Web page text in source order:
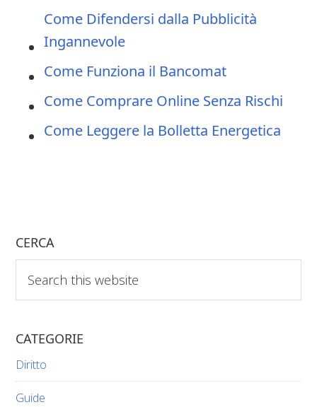
Come Difendersi dalla Pubblicità
Ingannevole
Come Funziona il Bancomat
Come Comprare Online Senza Rischi
Come Leggere la Bolletta Energetica
CERCA
this
website
CATEGORIE
Diritto
Guide